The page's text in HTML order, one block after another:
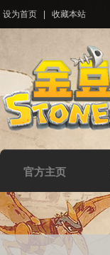
设为首页 收藏本站
官方主页